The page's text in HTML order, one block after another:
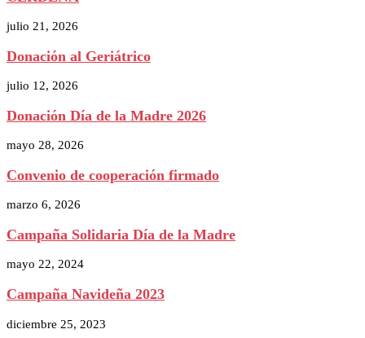
julio 21, 2026
Donación al Geriátrico
julio 12, 2026
Donación Día de la Madre 2026
mayo 28, 2026
Convenio de cooperación firmado
marzo 6, 2026
Campaña Solidaria Día de la Madre
mayo 22, 2024
Campaña Navideña 2023
diciembre 25, 2023